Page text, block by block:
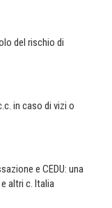
del rischio di
in caso di vizi o
e CEDU: una
altri c. Italia